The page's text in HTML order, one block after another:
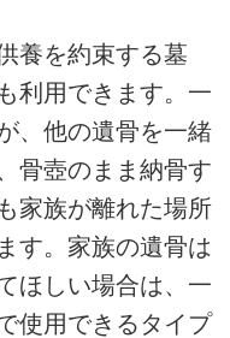
養を約束する墓
利用できます。一
、他の遺骨を一緒
骨壺のまま納骨す
家族が離れた場所
す。家族の遺骨は
ほしい場合は、一
使用できるタイプ